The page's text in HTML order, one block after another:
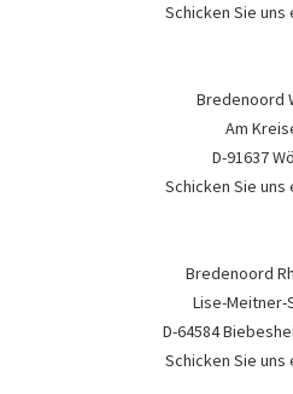
Schicken Sie uns
Bredenoord
Am
D-91637
Schicken Sie uns
Bredenoord
Lise-Meitner-
D-64584
Schicken Sie uns